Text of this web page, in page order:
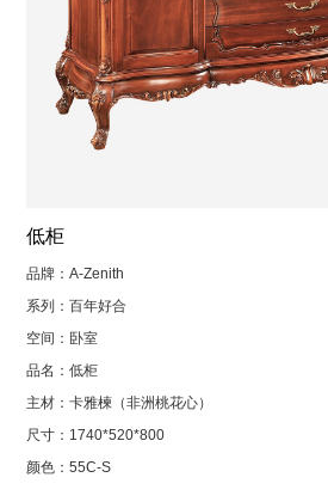
低柜
品牌：A-Zenith
系列：百年好合
空间：卧室
品名：低柜
主材：卡雅楝（非洲桃花心）
尺寸：1740*520*800
颜色：55C-S